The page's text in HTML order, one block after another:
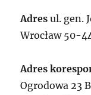
Adres ul. gen.
Wrocław 50-
Adres
Ogrodowa 23